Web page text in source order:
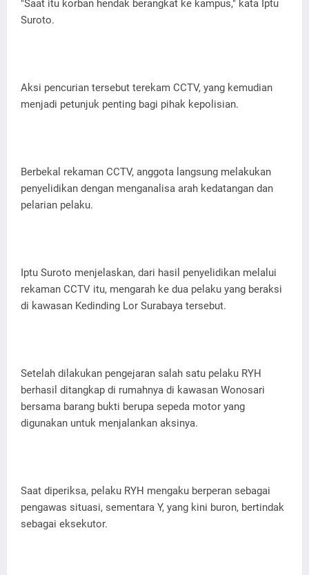
"Saat itu korban hendak berangkat ke kampus," kata Iptu
Suroto.
Aksi pencurian tersebut terekam CCTV, yang kemudian
menjadi petunjuk penting bagi pihak kepolisian.
Berbekal rekaman CCTV, anggota langsung melakukan
penyelidikan dengan menganalisa arah kedatangan dan
pelarian pelaku.
Iptu Suroto menjelaskan, dari hasil penyelidikan melalui
rekaman CCTV itu, mengarah ke dua pelaku yang beraksi
di kawasan Kedinding Lor Surabaya tersebut.
Setelah dilakukan pengejaran salah satu pelaku RYH
berhasil ditangkap di rumahnya di kawasan Wonosari
bersama barang bukti berupa sepeda motor yang
digunakan untuk menjalankan aksinya.
Saat diperiksa, pelaku RYH mengaku berperan sebagai
pengawas situasi, sementara Y, yang kini buron, bertindak
sebagai eksekutor.